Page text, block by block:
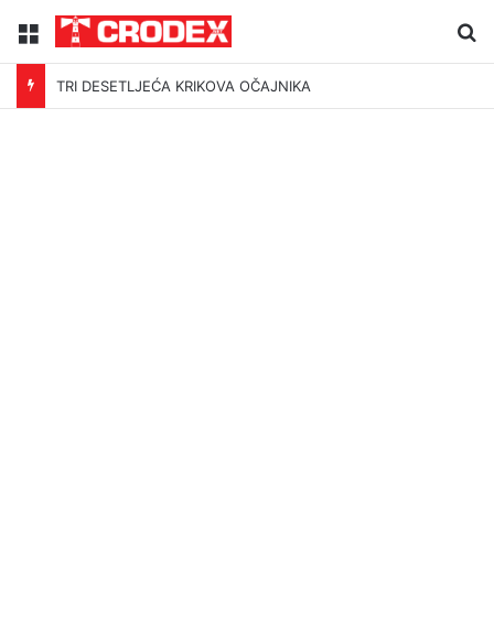
Menu
TRI DESETLJEĆA KRIKOVA OČAJNIKA